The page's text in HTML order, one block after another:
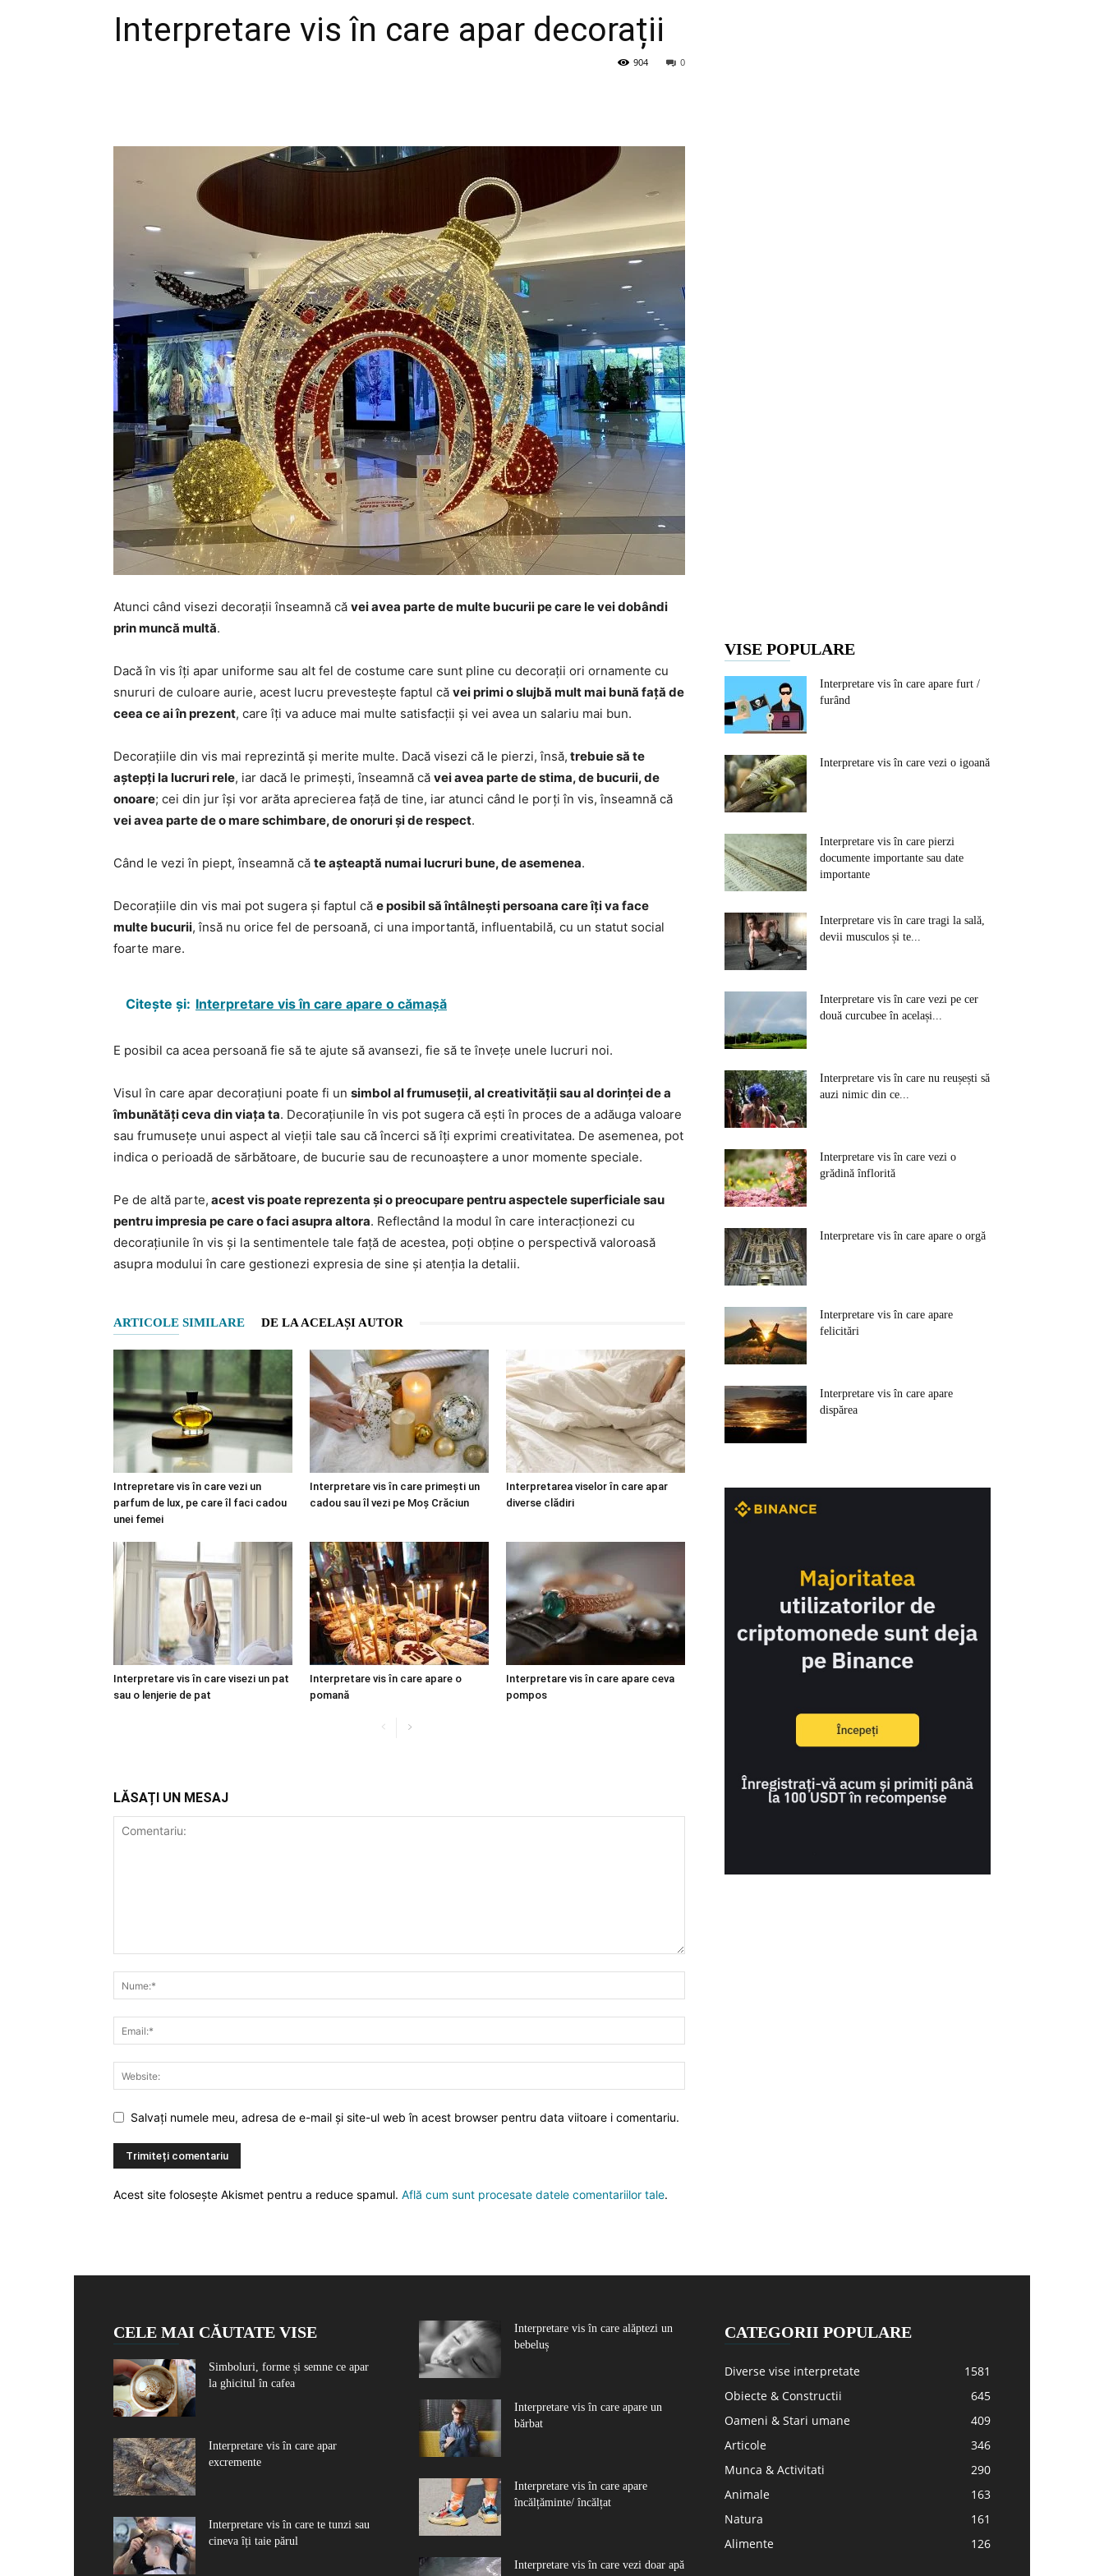
Interpretare vis în care apar decorații
0
904
Atunci când visezi decorații înseamnă că vei avea parte de multe bucurii pe care le vei dobândi
prin muncă multă.
Dacă în vis îți apar uniforme sau alt fel de costume care sunt pline cu decorații ori ornamente cu
snururi de culoare aurie, acest lucru prevestește faptul că vei primi o slujbă mult mai bună față de
ceea ce ai în prezent, care îți va aduce mai multe satisfacții și vei avea un salariu mai bun.
Decorațiile din vis mai reprezintă și merite multe. Dacă visezi că le pierzi, însă, trebuie să te
aștepți la lucruri rele, iar dacă le primești, înseamnă că vei avea parte de stima, de bucurii, de
onoare; cei din jur își vor arăta aprecierea față de tine, iar atunci când le porți în vis, înseamnă că
vei avea parte de o mare schimbare, de onoruri și de respect.
Când le vezi în piept, înseamnă că te așteaptă numai lucruri bune, de asemenea.
Decorațiile din vis mai pot sugera și faptul că e posibil să întâlnești persoana care îți va face
multe bucurii, însă nu orice fel de persoană, ci una importantă, influentabilă, cu un statut social
foarte mare.
Citește și: Interpretare vis în care apare o cămașă
E posibil ca acea persoană fie să te ajute să avansezi, fie să te învețe unele lucruri noi.
Visul în care apar decorațiuni poate fi un simbol al frumuseții, al creativității sau al dorinței de a
îmbunătăți ceva din viața ta. Decorațiunile în vis pot sugera că ești în proces de a adăuga valoare
sau frumusețe unui aspect al vieții tale sau că încerci să îți exprimi creativitatea. De asemenea, pot
indica o perioadă de sărbătoare, de bucurie sau de recunoaștere a unor momente speciale.
Pe de altă parte, acest vis poate reprezenta și o preocupare pentru aspectele superficiale sau
pentru impresia pe care o faci asupra altora. Reflectând la modul în care interacționezi cu
decorațiunile în vis și la sentimentele tale față de acestea, poți obține o perspectivă valoroasă
asupra modului în care gestionezi expresia de sine și atenția la detalii.
ARTICOLE SIMILARE DE LA ACELAȘI AUTOR
Intrepretare vis în care vezi un
parfum de lux, pe care îl faci cadou
unei femei
Interpretare vis în care primești un
cadou sau îl vezi pe Moș Crăciun
Interpretarea viselor în care apar
diverse clădiri
Interpretare vis în care visezi un pat
sau o lenjerie de pat
Interpretare vis în care apare o
pomană
Interpretare vis în care apare ceva
pompos
LĂSAȚI UN MESAJ
Salvați numele meu, adresa de e-mail și site-ul web în acest browser pentru data viitoare i comentariu.
Acest site folosește Akismet pentru a reduce spamul. Află cum sunt procesate datele comentariilor tale.
VISE POPULARE
Interpretare vis în care apare furt /
furând
Interpretare vis în care vezi o igoană
Interpretare vis în care pierzi
documente importante sau date
importante
Interpretare vis în care tragi la sală,
devii musculos și te...
Interpretare vis în care vezi pe cer
două curcubee în același...
Interpretare vis în care nu reușești să
auzi nimic din ce...
Interpretare vis în care vezi o
grădină înflorită
Interpretare vis în care apare o orgă
Interpretare vis în care apare
felicitări
Interpretare vis în care apare
dispărea
CELE MAI CĂUTATE VISE
Simboluri, forme și semne ce apar
la ghicitul în cafea
Interpretare vis în care apar
excremente
Interpretare vis în care te tunzi sau
cineva îți taie părul
Interpretare vis în care alăptezi un
bebeluș
Interpretare vis în care apare un
bărbat
Interpretare vis în care apare
încălțăminte/ încălțat
Interpretare vis în care vezi doar apă
CATEGORII POPULARE
Diverse vise interpretate
1581
Obiecte & Constructii
645
Oameni & Stari umane
409
Articole
346
Munca & Activitati
290
Animale
163
Natura
161
Alimente
126